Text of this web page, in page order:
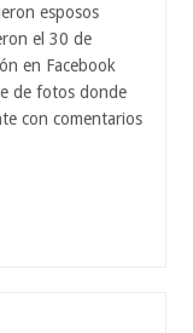
esposos
el 30 de
en Facebook
de fotos donde
con comentarios